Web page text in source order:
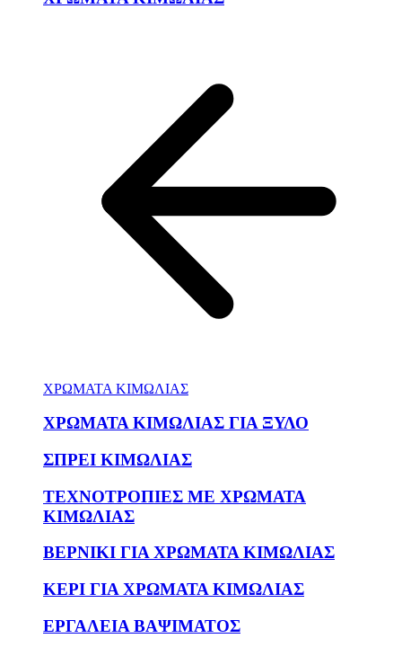
ΧΡΩΜΑΤΑ ΚΙΜΩΛΙΑΣ
ΧΡΩΜΑΤΑ ΚΙΜΩΛΙΑΣ ΓΙΑ ΞΥΛΟ
ΣΠΡΕΙ ΚΙΜΩΛΙΑΣ
ΤΕΧΝΟΤΡΟΠΙΕΣ ΜΕ ΧΡΩΜΑΤΑ
ΚΙΜΩΛΙΑΣ
ΒΕΡΝΙΚΙ ΓΙΑ ΧΡΩΜΑΤΑ ΚΙΜΩΛΙΑΣ
ΚΕΡΙ ΓΙΑ ΧΡΩΜΑΤΑ ΚΙΜΩΛΙΑΣ
ΕΡΓΑΛΕΙΑ ΒΑΨΙΜΑΤΟΣ